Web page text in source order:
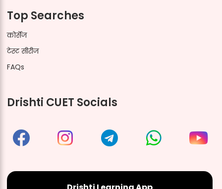
Top Searches
कोर्सेज
टेस्ट सीरीज
FAQs
Drishti CUET Socials